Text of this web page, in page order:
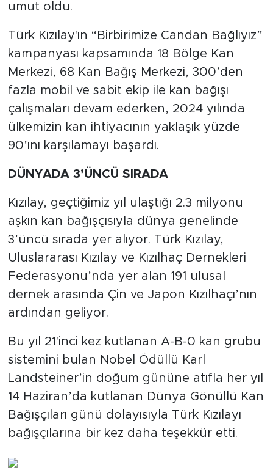
umut oldu.
Türk Kızılay'ın “Birbirimize Candan Bağlıyız”
kampanyası kapsamında 18 Bölge Kan
Merkezi, 68 Kan Bağış Merkezi, 300’den
fazla mobil ve sabit ekip ile kan bağışı
çalışmaları devam ederken, 2024 yılında
ülkemizin kan ihtiyacının yaklaşık yüzde
90’ını karşılamayı başardı.
DÜNYADA 3’ÜNCÜ SIRADA
Kızılay, geçtiğimiz yıl ulaştığı 2.3 milyonu
aşkın kan bağışçısıyla dünya genelinde
3’üncü sırada yer alıyor. Türk Kızılay,
Uluslararası Kızılay ve Kızılhaç Dernekleri
Federasyonu’nda yer alan 191 ulusal
dernek arasında Çin ve Japon Kızılhaçı’nın
ardından geliyor.
Bu yıl 21'inci kez kutlanan A-B-0 kan grubu
sistemini bulan Nobel Ödüllü Karl
Landsteiner’in doğum gününe atıfla her yıl
14 Haziran’da kutlanan Dünya Gönüllü Kan
Bağışçıları günü dolayısıyla Türk Kızılayı
bağışçılarına bir kez daha teşekkür etti.